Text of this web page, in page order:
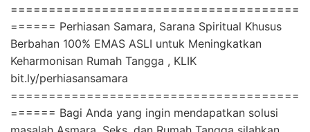
======================================
====== Perhiasan Samara, Sarana Spiritual Khusus
Berbahan 100% EMAS ASLI untuk Meningkatkan
Keharmonisan Rumah Tangga , KLIK
bit.ly/perhiasansamara
======================================
====== Bagi Anda yang ingin mendapatkan solusi